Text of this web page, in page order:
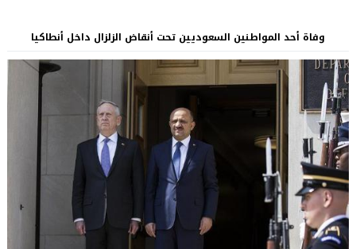
وفاة أحد المواطنين السعوديين تحت أنقاض الزلزال داخل أنطاكيا